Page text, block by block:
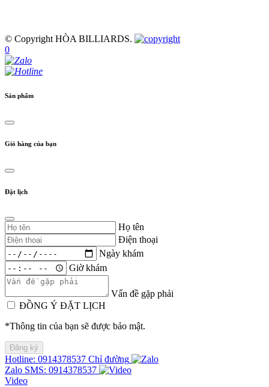
© Copyright HÒA BILLIARDS.
0
Sản phẩm
Giỏ hàng của bạn
Đặt lịch
Họ tên
Điện thoại
Ngày khám
Giờ khám
Vấn đề gặp phải
ĐỒNG Ý ĐẶT LỊCH
*Thông tin của bạn sẽ được bảo mật.
Hotline: 0914378537 Chỉ đường
Zalo SMS: 0914378537
Video